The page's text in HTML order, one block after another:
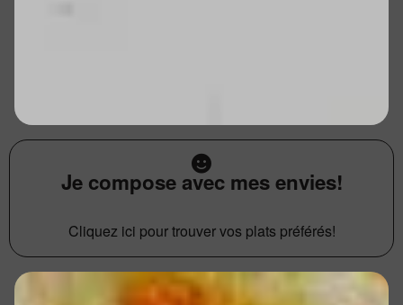
Je compose avec mes envies!
Cliquez ici pour trouver vos plats préférés!